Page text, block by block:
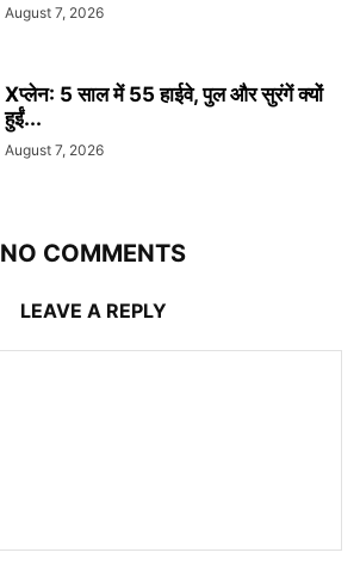
August 7, 2026
Xप्लेन: 5 साल में 55 हाईवे, पुल और सुरंगें क्यों
हुईं...
August 7, 2026
NO COMMENTS
LEAVE A REPLY